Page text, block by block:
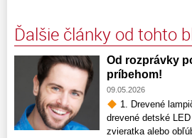
Ďalšie články od tohto
Od rozprávky
príbehom!
09.05.2026
1. Drevené
drevené detské
zvieratka alebo